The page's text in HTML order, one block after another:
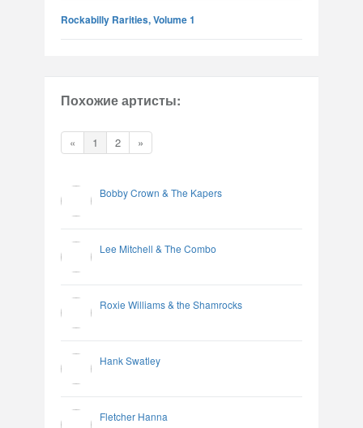
Rockabilly Rarities, Volume 1
Похожие артисты:
« 1 2 »
Bobby Crown & The Kapers
Lee Mitchell & The Combo
Roxie Williams & the Shamrocks
Hank Swatley
Fletcher Hanna